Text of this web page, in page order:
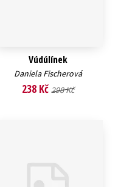
Vúdúlínek
Daniela Fischerová
238 Kč 298 Kč